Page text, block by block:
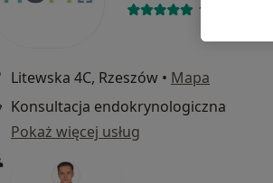
1002 opinie
Litewska 4C, Rzeszów • Mapa
Konsultacja endokrynologiczna
Pokaż więcej usług